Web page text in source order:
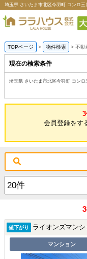
埼玉県 さいたま市北区今羽町 コンロ
TOPページ > 物件検索 > 不動
現在の検索条件
埼玉県 さいたま市北区今羽町 コンロ
会員登録をす
3
値下がり ライオンズマンション
マンション